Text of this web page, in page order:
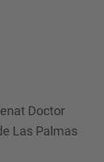
Doctor
Las Palmas